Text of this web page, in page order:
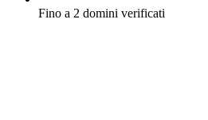
Fino a 2 domini verificati